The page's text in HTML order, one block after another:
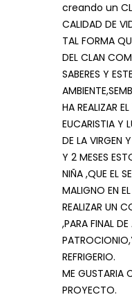
creando un
CALIDAD DE
TAL FORMA
DEL CLAN
SABERES Y
HA REALIZAR
EUCARISTIA Y
DE LA VIRGEN
Y 2 MESES
NIÑA ,QUE EL
MALIGNO EN
REALIZAR UN
,PARA FINAL
REFRIGERIO.
ME GUSTARIA
PROYECTO.